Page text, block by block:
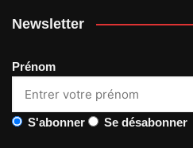
Newsletter
Prénom
S'abonner Se désabonner